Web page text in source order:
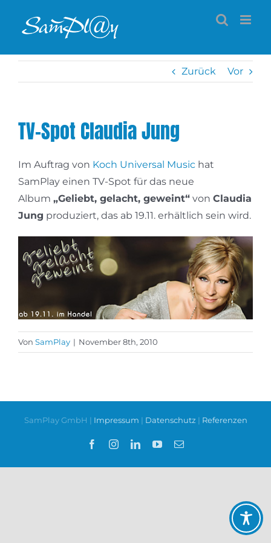
Inhalt
Zurück Vor
TV-Spot Claudia Jung
Im Auftrag von Koch Universal Music hat
SamPlay einen TV-Spot für das neue
Album „Geliebt, gelacht, geweint“ von Claudia
Jung produziert, das ab 19.11. erhältlich sein wird.
Von SamPlay | November 8th, 2010
SamPlay GmbH | Impressum | Datenschutz | Referenzen
FacebookInstagramLinkedInYouTube
E-